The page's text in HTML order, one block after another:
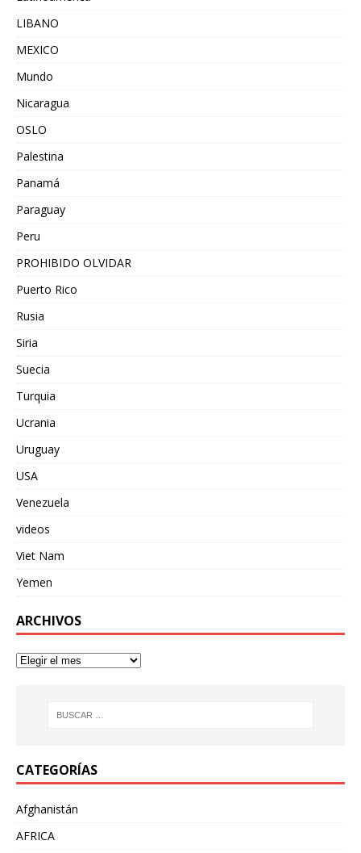
LIBANO
MEXICO
Mundo
Nicaragua
OSLO
Palestina
Panamá
Paraguay
Peru
PROHIBIDO OLVIDAR
Puerto Rico
Rusia
Siria
Suecia
Turquia
Ucrania
Uruguay
USA
Venezuela
videos
Viet Nam
Yemen
ARCHIVOS
CATEGORÍAS
Afghanistán
AFRICA